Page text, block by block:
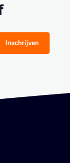
Inschrijven